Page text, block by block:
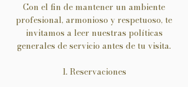
Con el fin de mantener un ambiente
profesional, armonioso y respetuoso, te
invitamos a leer nuestras políticas
generales de servicio antes de tu visita.
1. Reservaciones